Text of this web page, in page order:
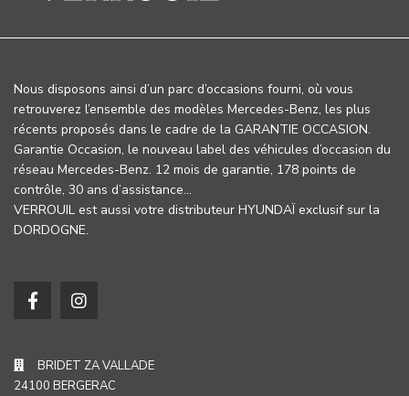
Nous disposons ainsi d’un parc d’occasions fourni, où vous
retrouverez l’ensemble des modèles Mercedes-Benz, les plus
récents proposés dans le cadre de la GARANTIE OCCASION.
Garantie Occasion, le nouveau label des véhicules d’occasion du
réseau Mercedes-Benz. 12 mois de garantie, 178 points de
contrôle, 30 ans d’assistance…
VERROUIL est aussi votre distributeur HYUNDAÏ exclusif sur la
DORDOGNE.
BRIDET ZA VALLADE
24100 BERGERAC